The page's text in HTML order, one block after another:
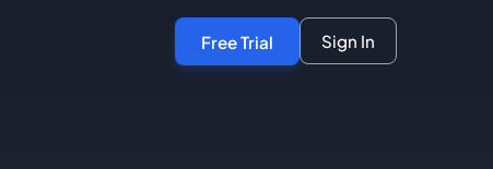
Free Trial Sign In